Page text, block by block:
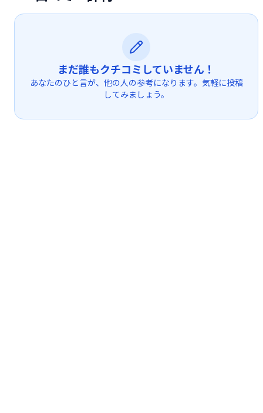
まだ誰もクチコミしていません！
あなたのひと言が、他の人の参考になります。気軽に投稿
してみましょう。